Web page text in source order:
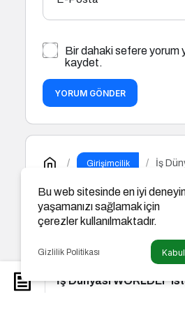
Bir dahaki sefere yorum
kaydet.
YORUM GÖNDER
Girişimcilik İş
İş Dünyası
Beyaz Yakalı
İş Dünyası WORLDEF
Bu web sitesinde en iyi
yaşamanızı sağlamak için
çerezler kullanılmaktadır.
Gizlilik Politikası Kabul